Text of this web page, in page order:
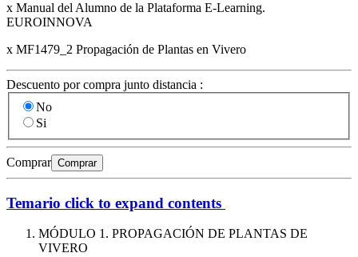
x Manual del Alumno de la Plataforma E-Learning.
EUROINNOVA
x MF1479_2 Propagación de Plantas en Vivero
Descuento por compra junto distancia :
No
Si
Comprar Comprar
Temario click to expand contents
MÓDULO 1. PROPAGACIÓN DE PLANTAS DE
VIVERO